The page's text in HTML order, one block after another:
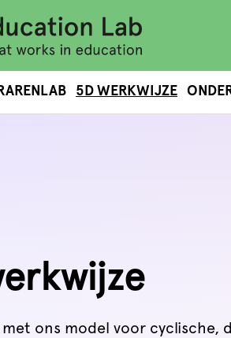
5D WERKWIJZE
met ons model voor cyclische,